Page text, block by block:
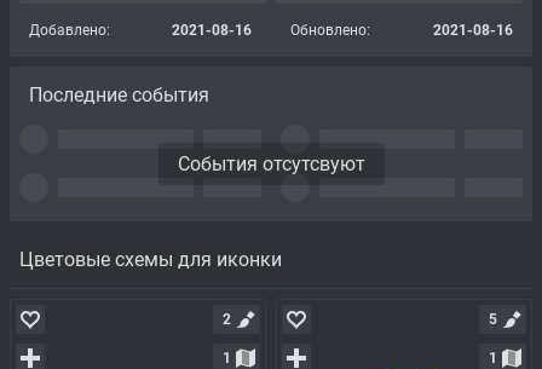
Цветовые схемы для иконки
2
1
5
1
Добавлено: 2021-08-16 Обновлено: 2021-08-16
Последние события
События отсутсвуют